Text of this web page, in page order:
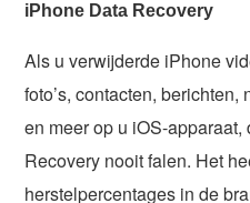
iPhone Data Recovery
Als u verwijderde iPhone
foto’s, contacten,
en meer op u iOS-
Recovery nooit falen. Het
herstelpercentages in de